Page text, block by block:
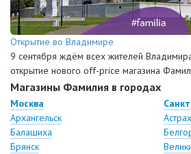
Открытие во Владимире
9 сентября ждём всех жителей
открытие нового off-price магазина
Магазины Фамилия в городах
Москва
Архангельск
Балашиха
Брянск